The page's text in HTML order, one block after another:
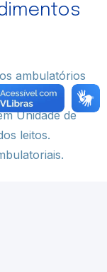
ambulatórios
Unidade de
leitos.